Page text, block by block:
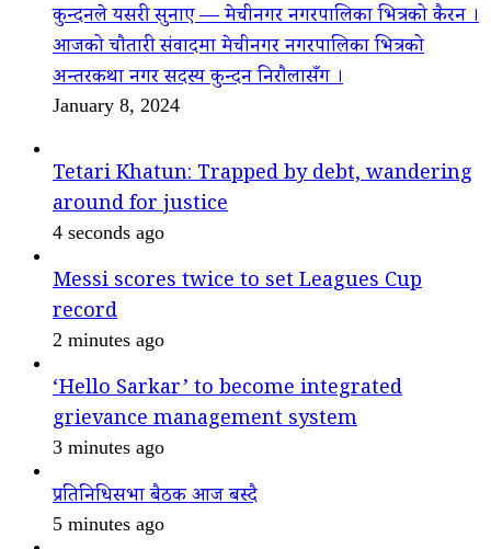
कुन्दनले यसरी सुनाए — मेचीनगर नगरपालिका भित्रको कैरन ।
आजको चौतारी संवादमा मेचीनगर नगरपालिका भित्रको
अन्तरकथा नगर सदस्य कुन्दन निरौलासँग ।
January 8, 2024
Tetari Khatun: Trapped by debt, wandering
around for justice
4 seconds ago
Messi scores twice to set Leagues Cup
record
2 minutes ago
‘Hello Sarkar’ to become integrated
grievance management system
3 minutes ago
प्रतिनिधिसभा बैठक आज बस्दै
5 minutes ago